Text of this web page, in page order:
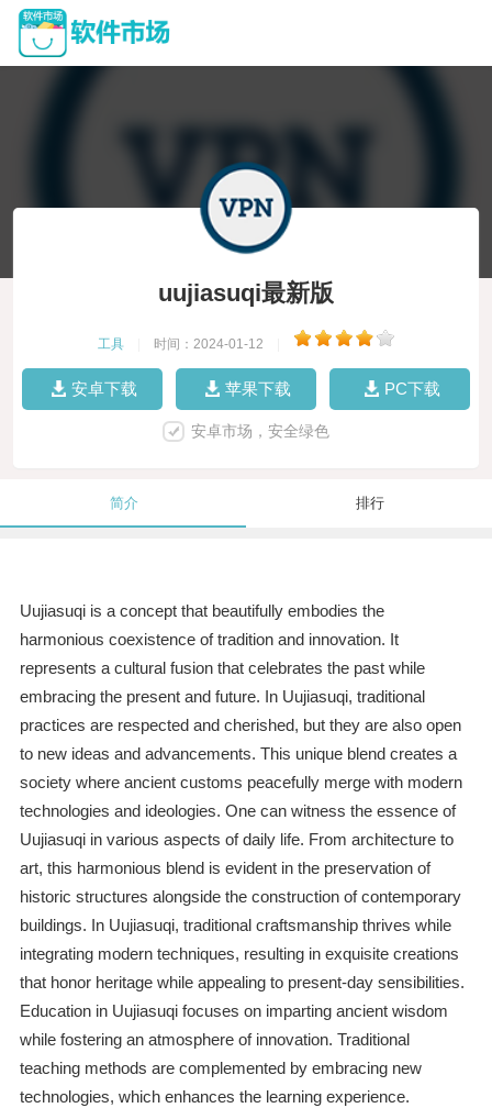
uujiasuqi最新版
工具 时间：2024-01-12
安卓下载 苹果下载 PC下载
安卓市场，安全绿色
简介 排行
Uujiasuqi is a concept that beautifully embodies the
harmonious coexistence of tradition and innovation. It
represents a cultural fusion that celebrates the past while
embracing the present and future. In Uujiasuqi, traditional
practices are respected and cherished, but they are also open
to new ideas and advancements. This unique blend creates a
society where ancient customs peacefully merge with modern
technologies and ideologies. One can witness the essence of
Uujiasuqi in various aspects of daily life. From architecture to
art, this harmonious blend is evident in the preservation of
historic structures alongside the construction of contemporary
buildings. In Uujiasuqi, traditional craftsmanship thrives while
integrating modern techniques, resulting in exquisite creations
that honor heritage while appealing to present-day sensibilities.
Education in Uujiasuqi focuses on imparting ancient wisdom
while fostering an atmosphere of innovation. Traditional
teaching methods are complemented by embracing new
technologies, which enhances the learning experience.